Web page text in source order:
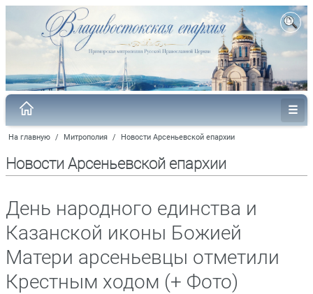
На главную / Митрополия / Новости Арсеньевской епархии
Новости Арсеньевской епархии
День народного единства и
Казанской иконы Божией
Матери арсеньевцы отметили
Крестным ходом (+ Фото)